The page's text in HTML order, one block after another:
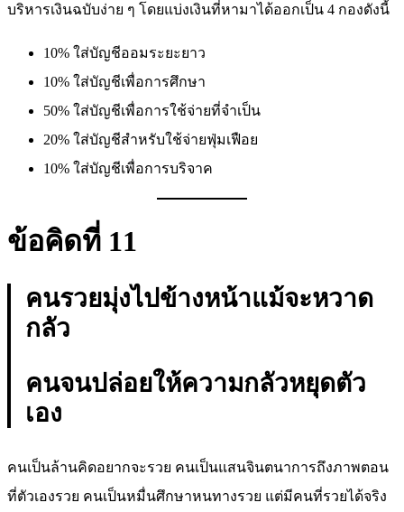
บริหารเงินฉบับง่าย ๆ โดยแบ่งเงินที่หามาได้ออกเป็น 4 กองดังนี้
10% ใส่บัญชีออมระยะยาว
10% ใส่บัญชีเพื่อการศึกษา
50% ใส่บัญชีเพื่อการใช้จ่ายที่จำเป็น
20% ใส่บัญชีสำหรับใช้จ่ายฟุ่มเฟือย
10% ใส่บัญชีเพื่อการบริจาค
ข้อคิดที่ 11
คนรวยมุ่งไปข้างหน้าแม้จะหวาด
กลัว
คนจนปล่อยให้ความกลัวหยุดตัว
เอง
คนเป็นล้านคิดอยากจะรวย คนเป็นแสนจินตนาการถึงภาพตอน
ที่ตัวเองรวย คนเป็นหมื่นศึกษาหนทางรวย แต่มีคนที่รวยได้จริง